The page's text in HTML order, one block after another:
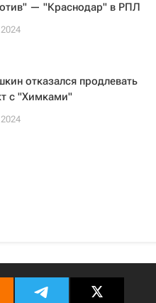
— "Краснодар" в РПЛ
отказался продлевать
с "Химками"